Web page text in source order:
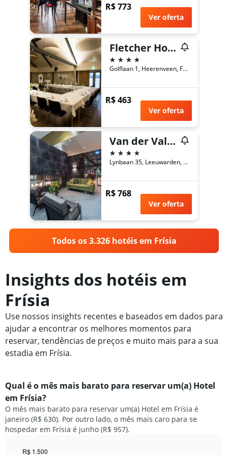
R$ 773
Ver oferta
Fletcher Hotel Restaurant Heidehof
4 estrelas
Golflaan 1, Heerenveen, Frísia, Holanda
R$ 463
Ver oferta
Van der Valk Hotel Leeuwarden
4 estrelas
Lynbaan 35, Leeuwarden, Frísia, Holanda
R$ 768
Ver oferta
Todos os 3.326 hotéis em Frísia
Insights dos hotéis em
Frísia
Use nossos insights recentes e baseados em dados para
ajudar a encontrar os melhores momentos para
reservar, tendências de preços e muito mais para a sua
estadia em Frísia.
Qual é o mês mais barato para reservar um(a) Hotel
em Frísia?
O mês mais barato para reservar um(a) Hotel em Frísia é
janeiro (R$ 630). Por outro lado, o mês mais caro para se
hospedar em Frísia é junho (R$ 957).
R$ 1.500